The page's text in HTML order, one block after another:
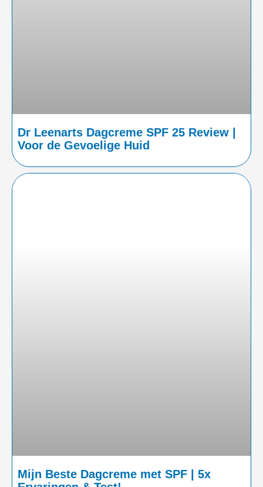
Dr Leenarts Dagcreme SPF 25 Review |
Voor de Gevoelige Huid
Mijn Beste Dagcreme met SPF | 5x